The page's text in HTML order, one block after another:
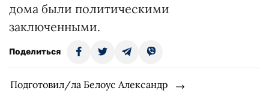
дома были политическими
заключенными.
Поделиться
Подготовил/ла Белоус Александр